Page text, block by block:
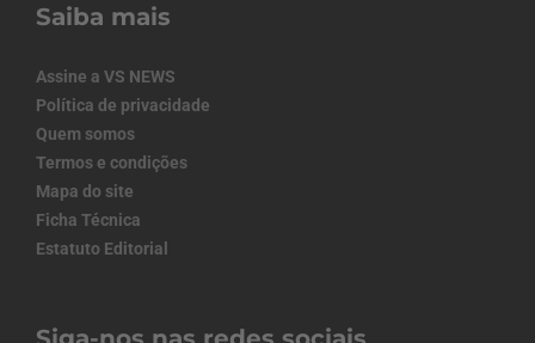
Saiba mais
Assine a VS NEWS
Política de privacidade
Quem somos
Termos e condições
Mapa do site
Ficha Técnica
Estatuto Editorial